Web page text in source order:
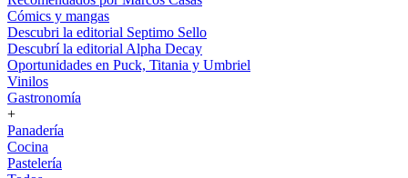
Cómics y mangas
Descubri la editorial Septimo Sello
Descubrí la editorial Alpha Decay
Oportunidades en Puck, Titania y Umbriel
Vinilos
Gastronomía
+
Panadería
Cocina
Pastelería